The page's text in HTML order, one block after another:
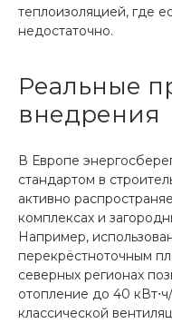
теплоизоляцией, где
недостаточно.
Реальные
внедрения
В Европе
стандартом в
активно
комплексах и
Например,
перекрёстноточным
северных регионах
отопление до 40
классической